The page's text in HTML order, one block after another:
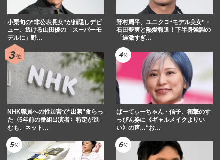
小栗旬の“非公表長女”が顔隠しデビ
ュー、透ける山田優の「スーパーモ
デルに」野…
野村周平、ユニクロ“モデル美女”・
石田夢実と熱愛報道！下半身強調の
「過激すぎ…
NHK職員への性加害で“出禁”食らっ
た〈5年前の番組出演者〉特定が進
むも、ネット…
ぱーてぃーちゃん・信子、衝撃のす
っぴん姿に《ギャルメイクよりい
い》の声…“お…